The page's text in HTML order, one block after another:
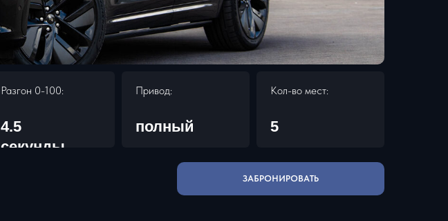
Привод:
полный
Кол-во мест:
5
Разгон 0-100:
4.5
секунды
ЗАБРОНИРОВАТЬ